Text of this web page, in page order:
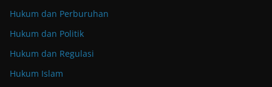
Hukum dan Perburuhan
Hukum dan Politik
Hukum dan Regulasi
Hukum Islam